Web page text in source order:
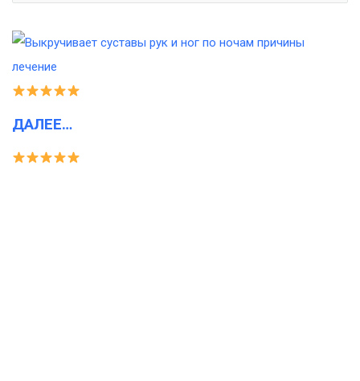
ДАЛЕЕ…